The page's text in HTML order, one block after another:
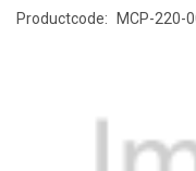
Productcode: MCP-220-